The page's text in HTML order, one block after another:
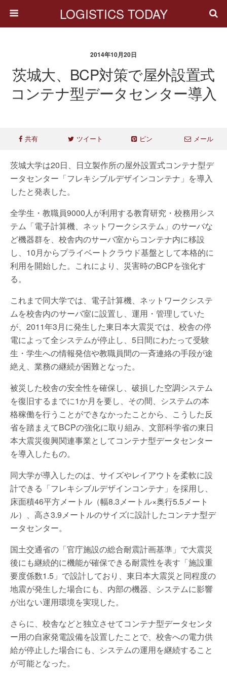
LOGISTICS TODAY
2014年10月20日
茨城大、BCP対策で屋外設置式
コンテナ型データセンター導入
共有 ツイート ピン メール
茨城大学は20日、日立製作所の屋外設置式コンテナ型デ
ータセンター「フレキシブルデザインコンテナ」を導入
したと発表した。
全学生・教職員9000人が利用する教育研究・校務用シス
テム「電子計算機、ネットワークシステム」のサーバな
ど機器群を、校舎内のサーバ室からコンテナ内に移設
し、10月からプライベートクラウド基盤として本格的に
利用を開始した。これにより、災害時のBCPを強化す
る。
これまで同大学では、電子計算機、ネットワークシステ
ムを校舎内のサーバ室に設置し、運用・管理していた
が、2011年3月に発生した東日本大震災では、校舎の停
電によって全システムが停止し、5日間にわたって受験
生・学生への情報発信や教職員間の一斉連絡の手段が途
絶え、業務の継続が困難となった。
被災した校舎の安全性を確保し、破損した空調システム
を復旧するまでに1か月を要し、その間、システムの本
格稼働を行うことができなかったことから、こうした反
省を踏まえてBCPの強化に取り組み、文部科学省の東日
本大震災復興関連事業としてコンテナ型データセンター
を導入したもの。
同大学が導入したのは、サイズやレイアウトを柔軟に設
計できる「フレキシブルデザインコンテナ」を採用し、
床面積46平方メートル（幅8.3メートル×奥行5.5メート
ル）、高さ3.9メートルのサイズに設計したコンテナ型デ
ータセンター。
国土交通省の「官庁施設の総合耐震計画基準」で大震災
後にも継続的に機能が確保できる耐震性を表す「施設重
要度係数1.5」で設計しており、東日本大震災と同程度の
地震が発生した場合にも、内部の機器、システムに影響
が出ない運用環境を実現した。
さらに、校舎などと独立させてコンテナ型データセンタ
ー用の自家発電設備を設置したことで、校舎への電力供
給が停止した場合にも、システムの運用を継続すること
が可能となった。